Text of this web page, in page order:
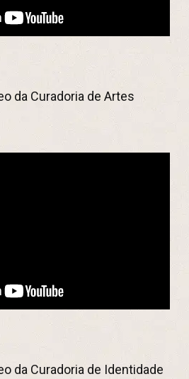
da Curadoria de Artes
da Curadoria de Identidade